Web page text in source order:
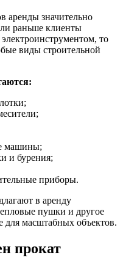
аренды значительно
раньше клиенты
то
виды строительной
машины;
и бурения;
приборы.
в аренду
пушки и другое
для масштабных объектов.
прокат